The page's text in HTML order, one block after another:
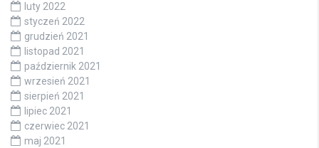
luty 2022
styczeń 2022
grudzień 2021
listopad 2021
październik 2021
wrzesień 2021
sierpień 2021
lipiec 2021
czerwiec 2021
maj 2021